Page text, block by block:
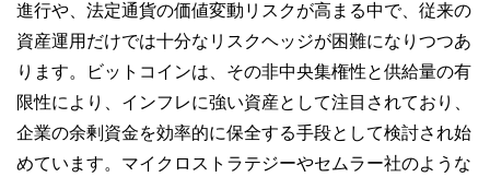
進行や、法定通貨の価値変動リスクが高まる中で、従来の
資産運用だけでは十分なリスクヘッジが困難になりつつあ
ります。ビットコインは、その非中央集権性と供給量の有
限性により、インフレに強い資産として注目されており、
企業の余剰資金を効率的に保全する手段として検討され始
めています。マイクロストラテジーやセムラー社のような